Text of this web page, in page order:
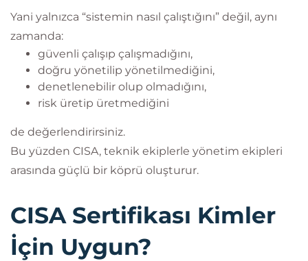
Yani yalnızca “sistemin nasıl çalıştığını” değil, aynı
zamanda:
güvenli çalışıp çalışmadığını,
doğru yönetilip yönetilmediğini,
denetlenebilir olup olmadığını,
risk üretip üretmediğini
de değerlendirirsiniz.
Bu yüzden CISA, teknik ekiplerle yönetim ekipleri
arasında güçlü bir köprü oluşturur.
CISA Sertifikası Kimler
İçin Uygun?